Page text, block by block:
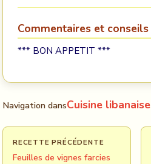
Commentaires et conseils
*** BON APPETIT ***
Navigation dansCuisine libanaise
RECETTE PRÉCÉDENTE
Feuilles de vignes farcies